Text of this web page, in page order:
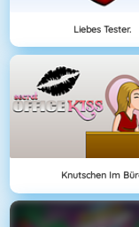
Liebes Tester.
Knutschen Im